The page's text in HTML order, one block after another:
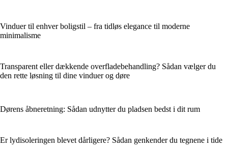
Vinduer til enhver boligstil – fra tidløs elegance til moderne
minimalisme
Transparent eller dækkende overfladebehandling? Sådan vælger du
den rette løsning til dine vinduer og døre
Dørens åbneretning: Sådan udnytter du pladsen bedst i dit rum
Er lydisoleringen blevet dårligere? Sådan genkender du tegnene i tide